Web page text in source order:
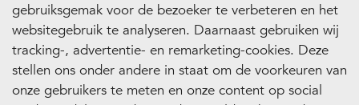
gebruiksgemak voor de bezoeker te verbeteren en het
websitegebruik te analyseren. Daarnaast gebruiken wij
tracking-, advertentie- en remarketing-cookies. Deze
stellen ons onder andere in staat om de voorkeuren van
onze gebruikers te meten en onze content op social
© 2026 Stichting Hulpfonds Gehandicapten
Privacy
Cookie-instellingen